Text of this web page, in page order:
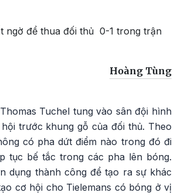
ngờ để thua đối thủ 0-1 trong trận
Hoàng Tùng
Tuchel tung vào sân đội hình
trước khung gỗ của đối thủ. Theo
có pha dứt điểm nào trong đó đi
tục bế tắc trong các pha lên bóng.
dụng thành công để tạo ra sự khác
cơ hội cho Tielemans có bóng ở vị